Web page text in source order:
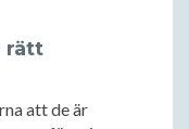
rätt
att de är